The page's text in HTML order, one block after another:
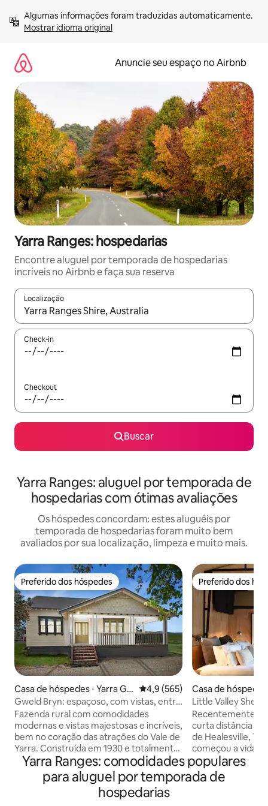
para
Mostrar idioma original
Anuncie seu espaço no Airbnb
Yarra Ranges: hospedarias
Encontre aluguel por temporada de hospedarias
incríveis no Airbnb e faça sua reserva
Localização
Quando os resultados estiverem disponíveis, explore-os
Check-in
Checkout
Buscar
Yarra Ranges: aluguel por temporada de
hospedarias com ótimas avaliações
Os hóspedes concordam: estes aluguéis por
temporada de hospedarias foram muito bem
avaliados por sua localização, limpeza e muito mais.
Preferido dos hóspedes
Preferido dos hóspedes
Casa de hóspedes ⋅ Yarra Gle
n
4,9 de uma avaliação média de
4,9 (565)
Gweld Bryn: espaçoso, com vistas, entre
locais para casamentos
Fazenda rural com comodidades
modernas e vistas majestosas e incríveis,
bem no coração das atrações do Vale de
Yarra. Construída em 1930 e totalmente
reformada, com ampliações feitas em
baseado no número de pessoas, não no
espaço disponível – por exemplo, o valor
Preferido dos
Preferido dos
Casa de
lle
Little Valley
toques de luxo
Recentemente
curta distância a
de Healesville,
começou a vida
garagem de
reinventado
acolhedor,
Yarra Ranges: comodidades populares
para aluguel por temporada de
hospedarias